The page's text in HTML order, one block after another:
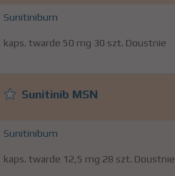
Sunitinibum
kaps. twarde 50 mg 30 szt. Doustnie
Sunitinib MSN
Sunitinibum
kaps. twarde 12,5 mg 28 szt. Doustnie